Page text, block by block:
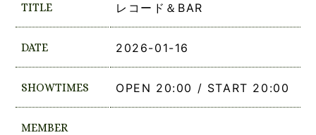
TITLE レコード＆BAR
DATE 2026-01-16
SHOWTIMES OPEN 20:00 / START 20:00
MEMBER